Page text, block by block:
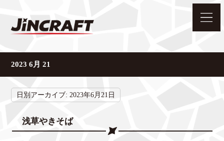
2023 6月 21
日別アーカイブ:2023年6月21日
浅草やきそば